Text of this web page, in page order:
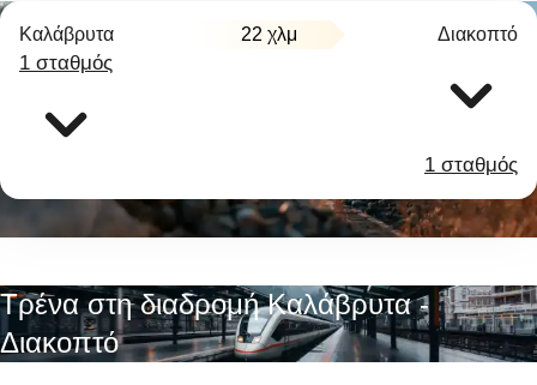
Καλάβρυτα 22 χλμ Διακοπτό
1 σταθμός
1 σταθμός
Τρένα στη διαδρομή Καλάβρυτα -
Διακοπτό